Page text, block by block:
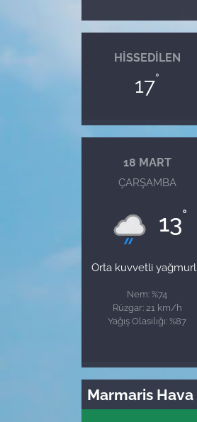
HISSEDILEN
17°
18 MART
ÇARŞAMBA
13°
Orta kuvvetli
Nem: %74
Rüzgar: 21 km/h
Yağış Olasılığı: %87
Marmaris